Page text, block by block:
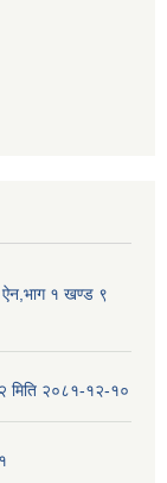
ऐन,भाग १ खण्ड ९
मिति २०८१-१२-१०